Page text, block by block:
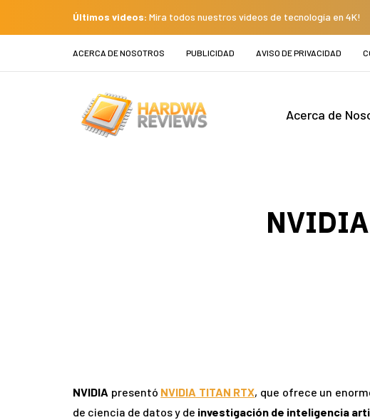
Últimos videos: Mira todos nuestros videos de tecnología en 4K!
ACERCA DE NOSOTROS PUBLICIDAD AVISO DE PRIVACIDAD
Acerca de
NVIDIA presentó NVIDIA TITAN RTX, que ofrece un
de ciencia de datos y de investigación de inteligencia